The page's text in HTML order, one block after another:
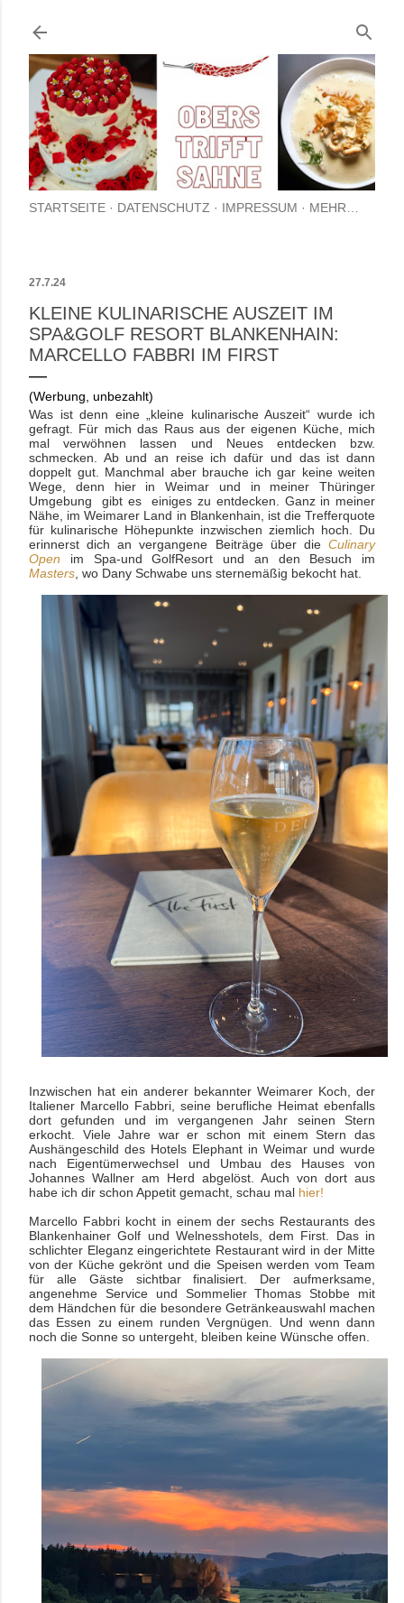
STARTSEITE DATENSCHUTZ IMPRESSUM MEHR…
27.7.24
KLEINE KULINARISCHE AUSZEIT IM
SPA&GOLF RESORT BLANKENHAIN:
MARCELLO FABBRI IM FIRST
(Werbung, unbezahlt)
Was ist denn eine „kleine kulinarische Auszeit“ wurde ich
gefragt. Für mich das Raus aus der eigenen Küche, mich
mal verwöhnen lassen und Neues entdecken bzw.
schmecken. Ab und an reise ich dafür und das ist dann
doppelt gut. Manchmal aber brauche ich gar keine weiten
Wege, denn hier in Weimar und in meiner Thüringer
Umgebung gibt es einiges zu entdecken. Ganz in meiner
Nähe, im Weimarer Land in Blankenhain, ist die Trefferquote
für kulinarische Höhepunkte inzwischen ziemlich hoch. Du
erinnerst dich an vergangene Beiträge über die Culinary
Open im Spa-und GolfResort und an den Besuch im
Masters , wo Dany Schwabe uns sternemäßig bekocht hat.
Inzwischen hat ein anderer bekannter Weimarer Koch, der
Italiener Marcello Fabbri, seine berufliche Heimat ebenfalls
dort gefunden und im vergangenen Jahr seinen Stern
erkocht. Viele Jahre war er schon mit einem Stern das
Aushängeschild des Hotels Elephant in Weimar und wurde
nach Eigentümerwechsel und Umbau des Hauses von
Johannes Wallner am Herd abgelöst. Auch von dort aus
habe ich dir schon Appetit gemacht, schau mal hier!
Marcello Fabbri kocht in einem der sechs Restaurants des
Blankenhainer Golf und Welnesshotels, dem First. Das in
schlichter Eleganz eingerichtete Restaurant wird in der Mitte
von der Küche gekrönt und die Speisen werden vom Team
für alle Gäste sichtbar finalisiert. Der aufmerksame,
angenehme Service und Sommelier Thomas Stobbe mit
dem Händchen für die besondere Getränkeauswahl machen
das Essen zu einem runden Vergnügen. Und wenn dann
noch die Sonne so untergeht, bleiben keine Wünsche offen.